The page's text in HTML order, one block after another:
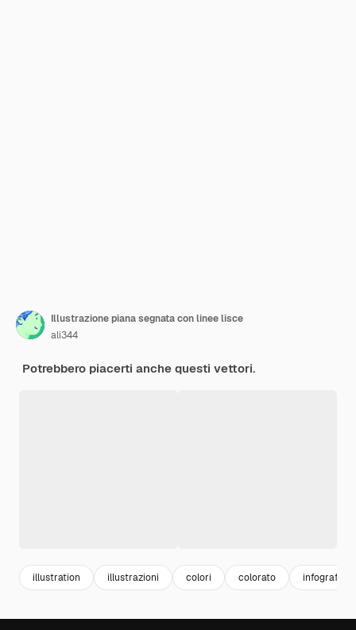
Illustrazione piana segnata con linee lisce
ali344
Potrebbero piacerti anche questi vettori.
illustration illustrazioni colori colorato infografiche